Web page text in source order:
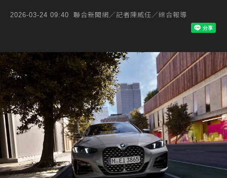
2026-03-24 09:40 聯合新聞網／記者陳威任／綜合報導